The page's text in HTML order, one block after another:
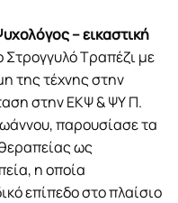
– εικαστική
Στρογγυλό Τραπέζι με
της τέχνης στην
στην ΕΚΨ & ΨΥ Π.
παρουσίασε τα
ως
η οποία
επίπεδο στο πλαίσιο